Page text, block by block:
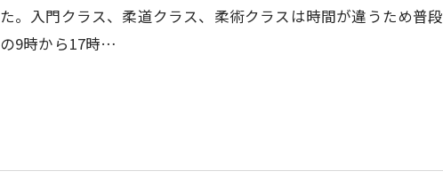
た。入門クラス、柔道クラス、柔術クラスは時間が違うため普
の9時から17時…